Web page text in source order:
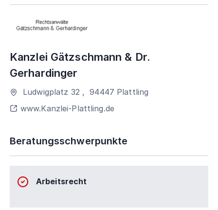
Kanzlei Gätzschmann & Dr.
Gerhardinger
Ludwigplatz 32 ,94447 Plattling
www.Kanzlei-Plattling.de
Beratungsschwerpunkte
Arbeitsrecht